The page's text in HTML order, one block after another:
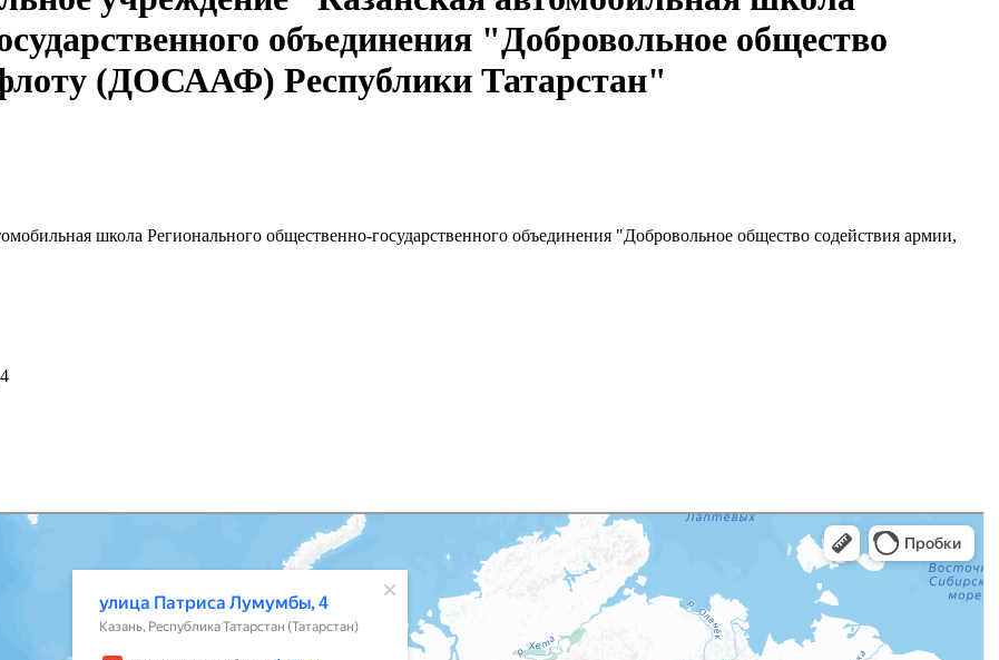
объединения "Добровольное общество
(ДОСААФ) Республики Татарстан"
школа Регионального общественно-государственного объединения "Добровольное общество содействия армии,